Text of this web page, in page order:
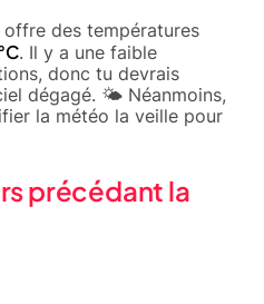
des températures
. Il y a une faible
donc tu devrais
dégagé. 🌤️ Néanmoins,
la météo la veille pour
précédant la